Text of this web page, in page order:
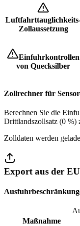
Zollaussetzung
Einfuhrkontrollen
von Quecksilber
Zollrechner für
Berechnen Sie die
Drittlandszollsatz (0 %)
Zolldaten werden
Export aus der EU
Maßnahme